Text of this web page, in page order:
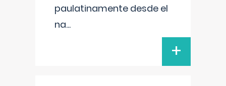
paulatinamente desde el
na...
+